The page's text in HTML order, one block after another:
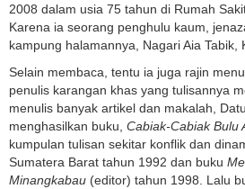
2008 dalam usia 75 tahun di Rumah
Karena ia seorang penghulu kaum,
kampung halamannya, Nagari Aia Tabik,
Selain membaca, tentu ia juga rajin
penulis karangan khas yang tulisannya
menulis banyak artikel dan makalah,
menghasilkan buku, Cabiak-Cabiak Bulu
kumpulan tulisan sekitar konflik dan
Sumatera Barat tahun 1992 dan buku
Minangkabau (editor) tahun 1998. Lalu